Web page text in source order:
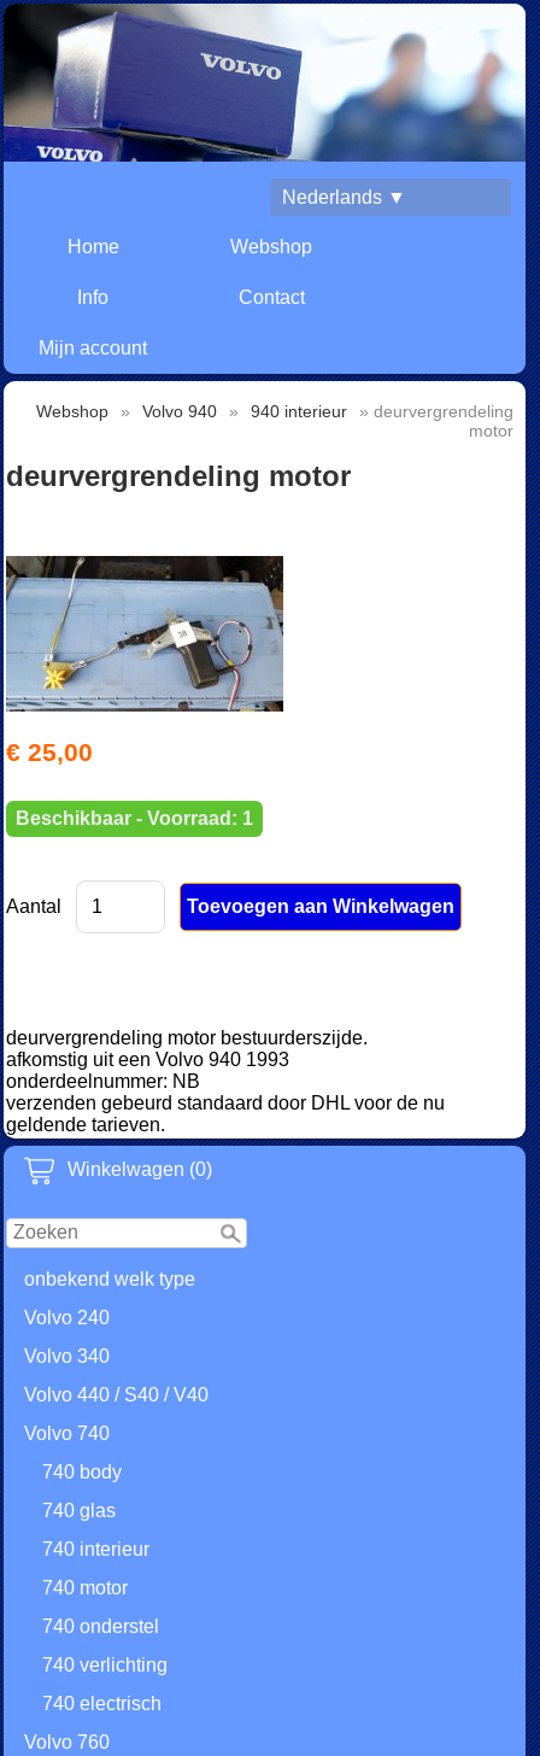
Nederlands ▼
Home Webshop
Info Contact
Mijn account
Winkelwagen (0)
onbekend welk type
Volvo 240
Volvo 340
Volvo 440 / S40 / V40
Volvo 740
740 body
740 glas
740 interieur
740 motor
740 onderstel
740 verlichting
740 electrisch
Volvo 760
Webshop » Volvo 940 » 940 interieur
» deurvergrendeling
motor
deurvergrendeling motor
€ 25,00
Beschikbaar - Voorraad: 1
Aantal
deurvergrendeling motor bestuurderszijde.
afkomstig uit een Volvo 940 1993
onderdeelnummer: NB
verzenden gebeurd standaard door DHL voor de nu
geldende tarieven.